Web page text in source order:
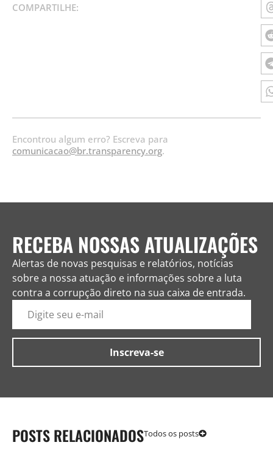
COMPARTILHE:
Encontrou algum erro? Escreva para
comunicacao@br.transparency.org.
RECEBA NOSSAS ATUALIZAÇÕES
Alertas de novas pesquisas e relatórios, notícias
sobre a nossa atuação e informações sobre a luta
contra a corrupção direto na sua caixa de entrada.
POSTS RELACIONADOSTodos os posts